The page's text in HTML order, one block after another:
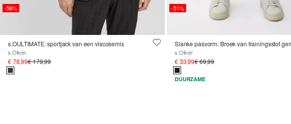
-56%
s.OULTIMATE: sportjack van een viscosemix
s.Oliver
€ 78,99€ 179,99
-51%
s.Oliver
€ 33,99€ 69,99
DUURZAME